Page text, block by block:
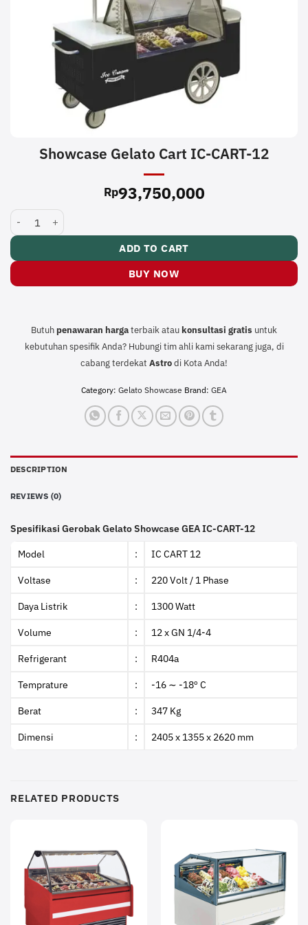
Showcase Gelato Cart IC-CART-12
Rp93,750,000
Showcase Gelato Cart IC-CART-12 quantity
ADD TO CART
BUY NOW
Butuh penawaran hargaterbaik atau konsultasi gratis untuk
kebutuhan spesifik Anda? Hubungi tim ahli kami sekarang juga, di
cabang terdekat Astrodi Kota Anda!
Category: Gelato Showcase Brand: GEA
DESCRIPTION
REVIEWS (0)
Spesifikasi Gerobak Gelato Showcase GEA IC-CART-12
Model : IC CART 12
Voltase : 220 Volt / 1 Phase
Daya Listrik : 1300 Watt
Volume : 12 x GN 1/4-4
Refrigerant : R404a
Temprature : -16 ∼ -18º C
Berat : 347 Kg
Dimensi : 2405 x 1355 x 2620 mm
RELATED PRODUCTS